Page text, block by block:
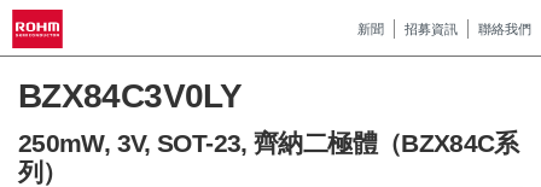
新聞 招募資訊 聯絡我們
BZX84C3V0LY
250mW, 3V, SOT-23, 齊納二極體（BZX84C系
列）